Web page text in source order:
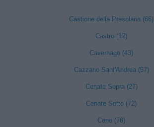
Castione della Presolana (66)
Castro (12)
Cavernago (43)
Cazzano Sant'Andrea (57)
Cenate Sopra (27)
Cenate Sotto (72)
Cene (76)